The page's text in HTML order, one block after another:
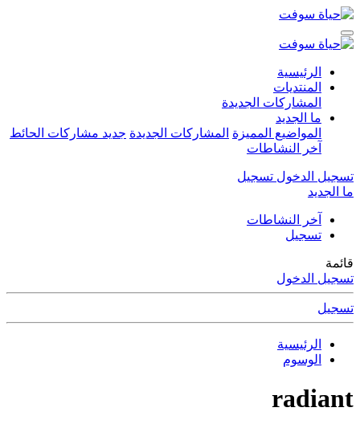
الرئيسية
المنتديات
المشاركات الجديدة
ما الجديد
المواضيع المميزة المشاركات الجديدة جديد مشاركات الحائط
آخر النشاطات
تسجيل الدخول تسجيل
ما الجديد
آخر النشاطات
تسجيل
قائمة
تسجيل الدخول
تسجيل
الرئيسية
الوسوم
radiant